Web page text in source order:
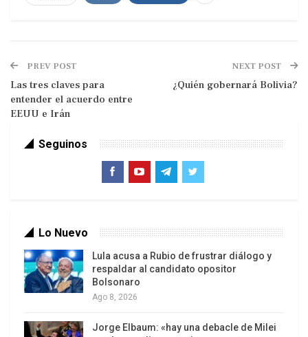
salida a bolsa en 135 dólares por acción.
millones de dólares en un solo día.
Durante la
sesión bursátil del viernes, las acciones de
SpaceX alcanzaron un máximo de 176,52 dólares
patrimonio neto de Musk a lacifra récord de 1,2
billones de dólares.
¿Qué tan rico es Elon Musk?
PREV POST
Las tres claves para
entender el acuerdo entre
EEUU e Irán
NEXT POST
¿Quién gobernará Bolivia?
Seguinos
Lo Nuevo
Lula acusa a Rubio de frustrar diálogo y
respaldar al candidato opositor
Bolsonaro
Ago 8, 2026
Jorge Elbaum: «hay una debacle de Milei